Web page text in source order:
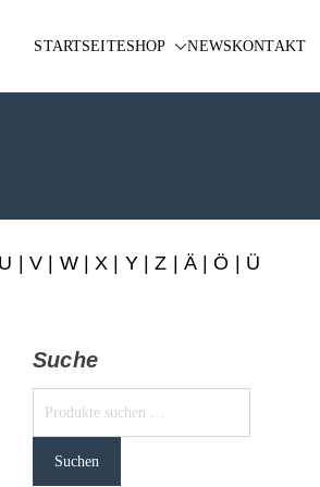
STARTSEITESHOP NEWSKONTAKT
U V W|X Y|Z Ä| Ö | Ü
Suche
Suchen